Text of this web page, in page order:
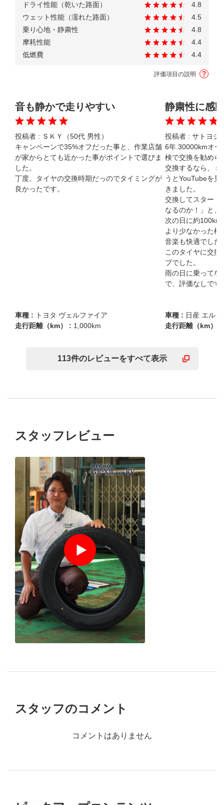
ドライ性能（乾いた路面）
4.8
ウェット性能（濡れた路面）
4.5
乗り心地・静粛性
4.8
摩耗性能
4.4
低燃費
4.4
評価項目の説明
音も静かで走りやすい
投稿者 : ＳＫＹ（50代 男性）
キャンペーンで35%オフだった事と、作業店舗
が家からとても近かった事がポイントで選びま
した。
丁度、タイヤの交換時期だっのでタイミングが
良かったです。
車種 :
トヨタ ヴェルファイア
走行距離（km） : 1,000km
静粛性に感
投稿者 : サトヨシ
6年.30000kmオー
検で交換を勧めら
交換するなら、ミ
うとYouTubeを
きました。
交換してスタート
なるのか！」と、
次の日に約
より少なかった様
音楽も快適でした
このタイヤに交換
ブでした。
雨の日に乗ってな
で、評価なしです
車種 : 日産 エル
走行距離（km） :
113件のレビューをすべて表示
スタッフレビュー
スタッフのコメント
コメントはありません